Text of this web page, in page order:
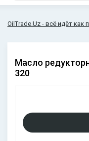
OilTrade.Uz - всё идёт как
Масло
320